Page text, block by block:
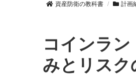
資産防衛の教科書 計画
コインラン
みとリスク